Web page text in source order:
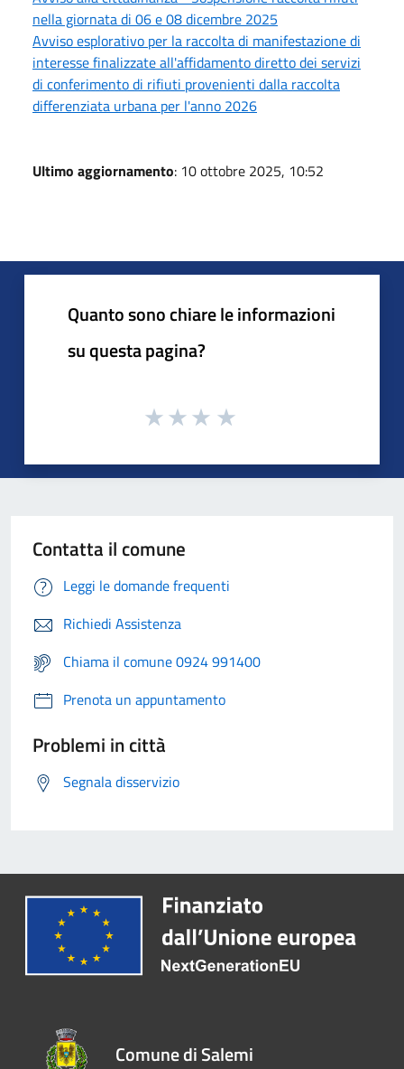
nella giornata di 06 e 08 dicembre 2025
Avviso esplorativo per la raccolta di manifestazione di
interesse finalizzate all'affidamento diretto dei servizi
di conferimento di rifiuti provenienti dalla raccolta
differenziata urbana per l'anno 2026
Ultimo aggiornamento: 10 ottobre 2025, 10:52
Quanto sono chiare le informazioni
su questa pagina?
Contatta il comune
Leggi le domande frequenti
Richiedi Assistenza
Chiama il comune 0924 991400
Prenota un appuntamento
Problemi in città
Segnala disservizio
Comune di Salemi